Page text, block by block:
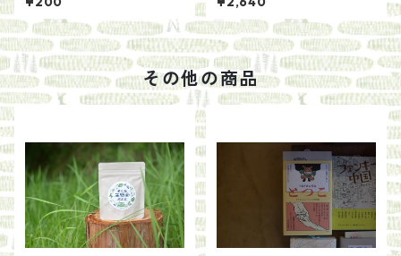
その他の商品